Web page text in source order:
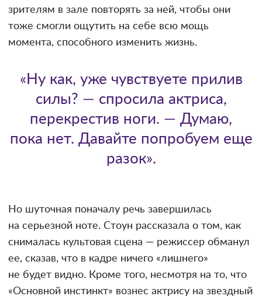
зрителям в зале повторять за ней, чтобы они
тоже смогли ощутить на себе всю мощь
момента, способного изменить жизнь.
«Ну как, уже чувствуете прилив
силы? — спросила актриса,
перекрестив ноги. — Думаю,
пока нет. Давайте попробуем еще
разок».
Но шуточная поначалу речь завершилась
на серьезной ноте. Стоун рассказала о том, как
снималась культовая сцена — режиссер обманул
ее, сказав, что в кадре ничего «лишнего»
не будет видно. Кроме того, несмотря на то, что
«Основной инстинкт» вознес актрису на звездный